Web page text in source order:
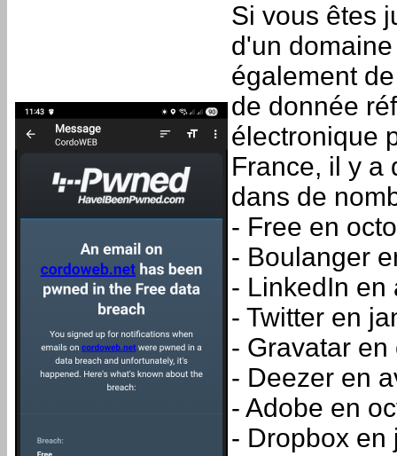
Si vous êtes
d'un
également
de donnée
électronique
France, il y a
dans de
- Free en
- Boulanger
- LinkedIn en
- Twitter en
- Gravatar
- Deezer en
- Adobe en
- Dropbox en